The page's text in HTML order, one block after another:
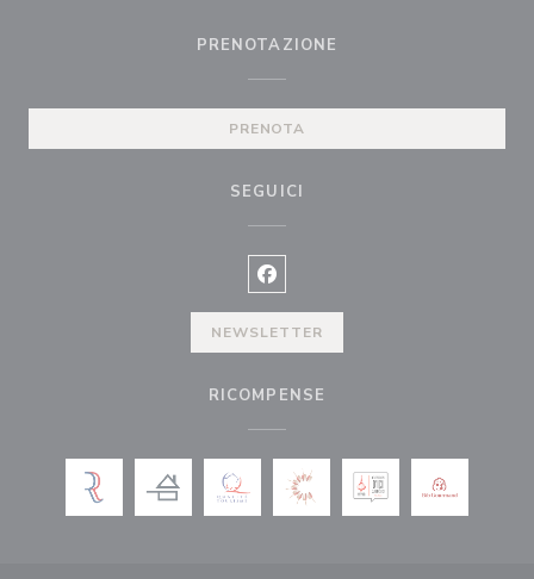
PRENOTAZIONE
PRENOTA
SEGUICI
Facebook ((apre una nuova
NEWSLETTER
RICOMPENSE